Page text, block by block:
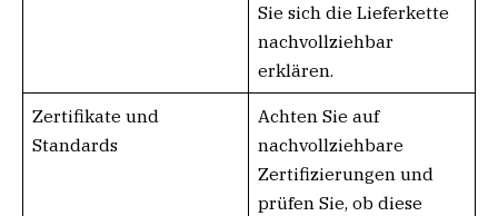
Sie sich die Lieferkette
nachvollziehbar
erklären.
Zertifikate und
Standards
Achten Sie auf
nachvollziehbare
Zertifizierungen und
prüfen Sie, ob diese